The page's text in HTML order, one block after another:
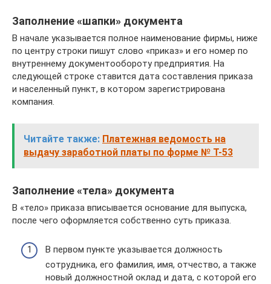
Заполнение «шапки» документа
В начале указывается полное наименование фирмы, ниже
по центру строки пишут слово «приказ» и его номер по
внутреннему документообороту предприятия. На
следующей строке ставится дата составления приказа
и населенный пункт, в котором зарегистрирована
компания.
Читайте также: Платежная ведомость на
выдачу заработной платы по форме № Т-53
Заполнение «тела» документа
В «тело» приказа вписывается основание для выпуска,
после чего оформляется собственно суть приказа.
В первом пункте указывается должность
сотрудника, его фамилия, имя, отчество, а также
новый должностной оклад и дата, с которой его